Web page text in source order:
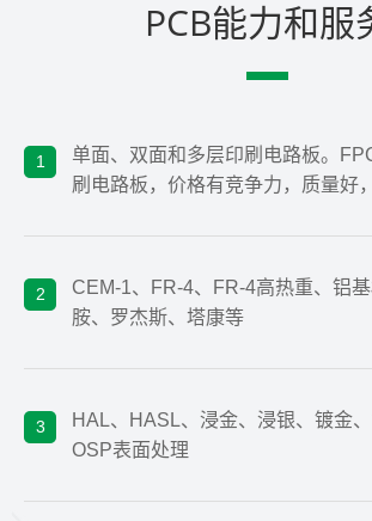
PCB能力和服
1
单面、双面和多层印刷电路板。
刷电路板，价格有竞争力，质量好
2
CEM-1、FR-4、FR-4高热重、铝
胺、罗杰斯、塔康等
3
HAL、HASL、浸金、浸银、镀金、
OSP表面处理